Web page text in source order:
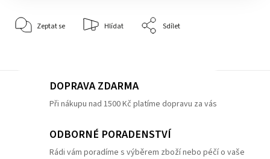
Zeptat se Hlídat Sdílet
DOPRAVA ZDARMA
Při nákupu nad 1500 Kč platíme dopravu za vás
ODBORNÉ PORADENSTVÍ
Rádi vám poradíme s výběrem zboží nebo péčí o vaše